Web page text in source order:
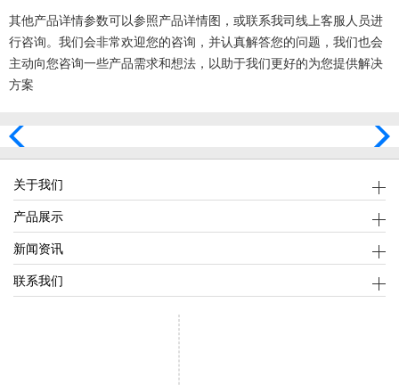
其他产品详情参数可以参照产品详情图，或联系我司线上客服人员进
行咨询。我们会非常欢迎您的咨询，并认真解答您的问题，我们也会
主动向您咨询一些产品需求和想法，以助于我们更好的为您提供解决
方案
关于我们
产品展示
新闻资讯
联系我们